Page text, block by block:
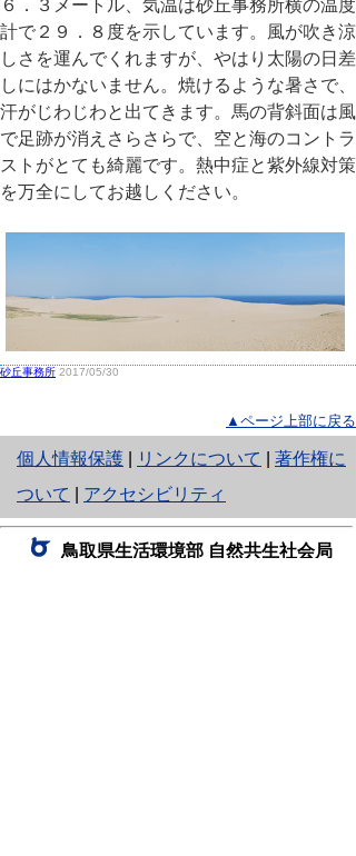
６．３メートル、気温は砂丘事務所横の温度
計で２９．８度を示しています。風が吹き涼
しさを運んでくれますが、やはり太陽の日差
しにはかないません。焼けるような暑さで、
汗がじわじわと出てきます。馬の背斜面は風
で足跡が消えさらさらで、空と海のコントラ
ストがとても綺麗です。熱中症と紫外線対策
を万全にしてお越しください。
砂丘事務所 2017/05/30
▲ページ上部に戻る
個人情報保護
と
り
ネ
ッ
リンクについて
著作権に
ついて
アクセシビリティ
鳥取県生活環境部 自然共生社会局